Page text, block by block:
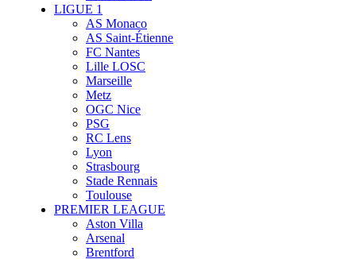
LIGUE 1
AS Monaco
AS Saint-Étienne
FC Nantes
Lille LOSC
Marseille
Metz
OGC Nice
PSG
RC Lens
Lyon
Strasbourg
Stade Rennais
Toulouse
PREMIER LEAGUE
Aston Villa
Arsenal
Brentford